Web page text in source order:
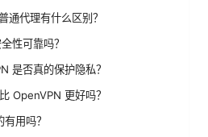
通代理有什么区别？
性可靠吗？
是否真的保护隐私？
OpenVPN 更好吗？
用吗？